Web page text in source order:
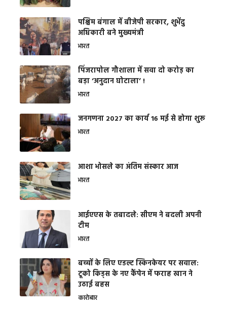
पश्चिम बंगाल में बीजेपी सरकार, शुभेंदु
अधिकारी बने मुख्यमंत्री
भारत
​पिंजरापोल गौशाला में सवा दो करोड़ का
बड़ा ‘अनुदान घोटाला’ !
भारत
जनगणना 2027 का कार्य 16 मई से होगा शुरू
भारत
आशा भोसले का अंतिम संस्कार आज
भारत
आईएएस के तबादले: सीएम ने बदली अपनी
टीम
भारत
बच्चों के लिए एडल्ट स्किनकेयर पर सवाल:
टूको किड्स के नए कैंपेन में फराह खान ने
उठाई बहस
कारोबार